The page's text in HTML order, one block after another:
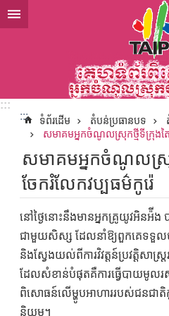
ទៅកាន់មាតិកាប្លុកមាតិកាសំខាន់
:::
:::
ទំព័រដើម តំបន់ប្រធានបទ
សមាគមអ្នកចំណូលស្រុកថ្មីទីក្រុងតៃ
សមាគមអ្នកចំណូលស្រុ
ចែករំលែកវប្បធម៌កូរ៉េ
នៅថ្ងៃនោះនឹងមានអ្នកគ្រូយូវអិនអ៉ីង
ជាមួយសិស្ស ដែលនាំឱ្យពួកគេទទួល
និងស្វែងយល់ពីការវិវត្តន៍ប្រវត្តិសាស្
ដែលសំខាន់បំផុតគឺការធ្វើបាយមូល
ពិសោធន៍លើម្ហូបអាហាររបស់ជនជាតិ
និយម។